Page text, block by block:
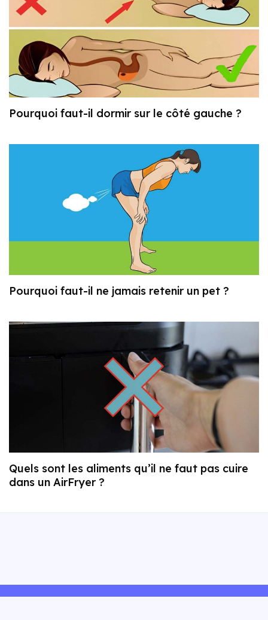
Pourquoi faut-il dormir sur le côté gauche ?
Pourquoi faut-il ne jamais retenir un pet ?
Quels sont les aliments qu’il ne faut pas cuire
dans un AirFryer ?